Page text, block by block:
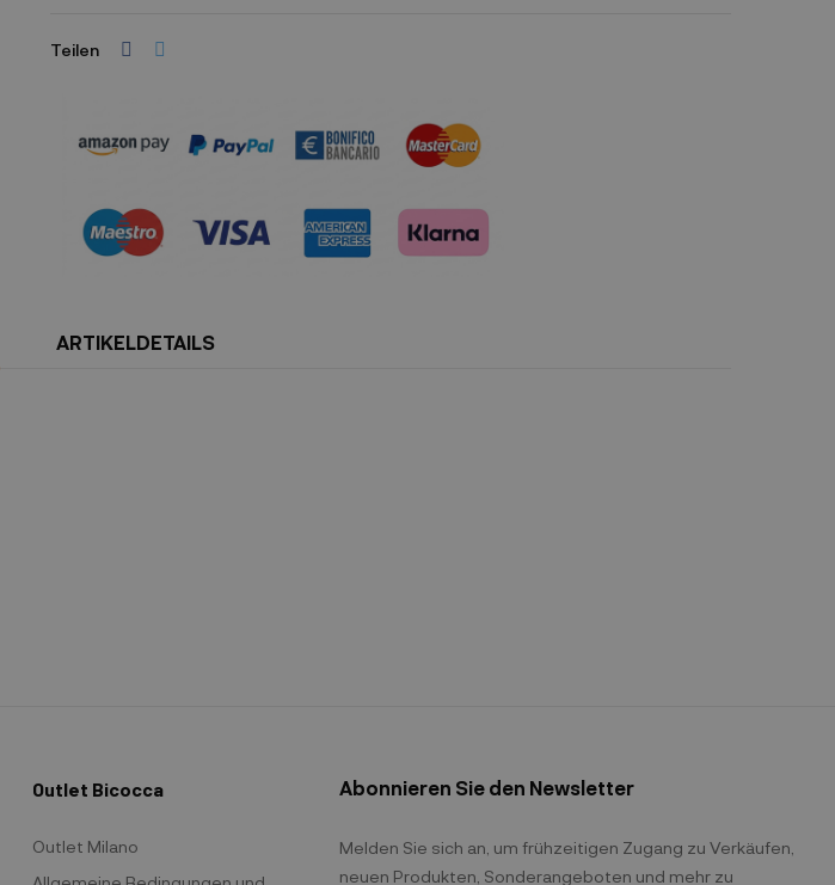
Teilen
ARTIKELDETAILS
Outlet Bicocca
Outlet Milano
Abonnieren Sie den Newsletter
Melden Sie sich an, um frühzeitigen Zugang zu Verkäufen,
neuen Produkten, Sonderangeboten und mehr zu